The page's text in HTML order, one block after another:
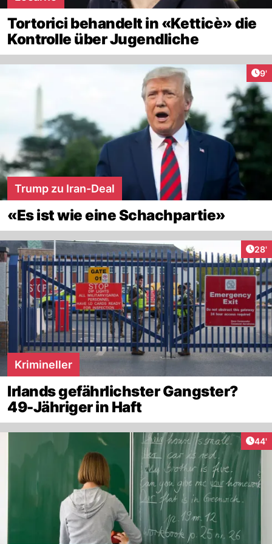
Tortorici behandelt in «Ketticè» die
Kontrolle über Jugendliche
9'
Trump zu Iran-Deal
«Es ist wie eine Schachpartie»
28'
Krimineller
Irlands gefährlichster Gangster?
49-Jähriger in Haft
44'